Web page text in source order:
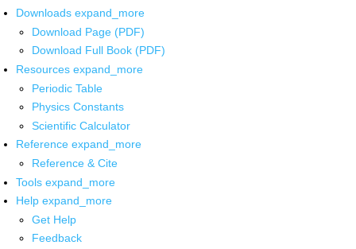
Downloads expand_more
Download Page (PDF)
Download Full Book (PDF)
Resources expand_more
Periodic Table
Physics Constants
Scientific Calculator
Reference expand_more
Reference & Cite
Tools expand_more
Help expand_more
Get Help
Feedback